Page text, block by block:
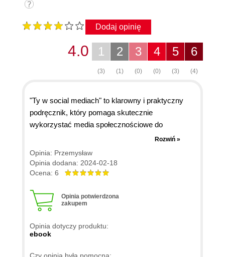
Dodaj opinię
6
(4)
5
(3)
4
(0)
3
(0)
2
(1)
1
(3)
4.0
"Ty w social mediach" to klarowny i praktyczny
podręcznik, który pomaga skutecznie
wykorzystać media społecznościowe do
budowania własnej marki osobistej. Zawiera
aktualne informacje i konkretne wskazówki, które
można od razu wdrożyć w życie. Idealny dla
wszystkich, którzy chcą osiągnąć sukces online.
Rozwiń »
Opinia: Przemysław
Opinia dodana: 2024-02-18
Ocena: 6
Opinia potwierdzona
zakupem
Opinia dotyczy produktu:
ebook
Czy opinia była pomocna: